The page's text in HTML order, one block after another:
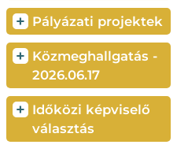
+ Pályázati projektek
+ Közmeghallgatás -
2026.06.17
+ Időközi képviselő
választás